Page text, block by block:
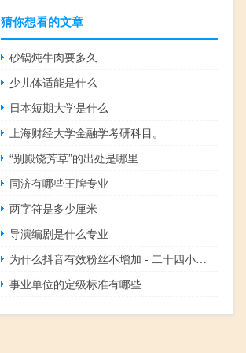
猜你想看的文章
砂锅炖牛肉要多久
少儿体适能是什么
日本短期大学是什么
上海财经大学金融学考研科目。
“别殿饶芳草”的出处是哪里
同济有哪些王牌专业
两字符是多少厘米
导演编剧是什么专业
为什么抖音有效粉丝不增加 - 二十四小时自助下单雷神
事业单位的定级标准有哪些